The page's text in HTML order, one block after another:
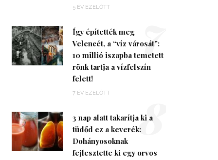
5 ÉV EZELŐTT
Így építették meg
Velencét, a “víz városát”:
10 millió iszapba temetett
rönk tartja a vízfelszín
felett!
7 ÉV EZELŐTT
7
3 nap alatt takarítja ki a
tüdőd ez a keverék:
Dohányosoknak
fejlesztette ki egy orvos
8